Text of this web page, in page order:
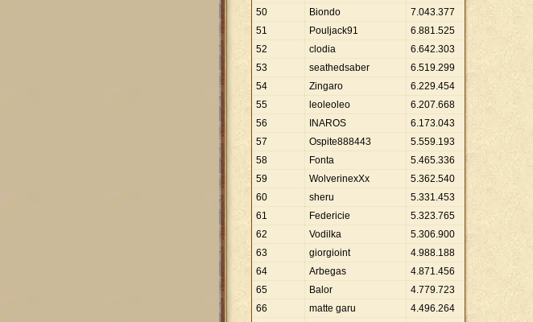
50
Biondo 7.043.377
51
Pouljack91 6.881.525
52
clodia 6.642.303
53
seathedsaber 6.519.299
54
Zingaro 6.229.454
55
leoleoleo 6.207.668
56
INAROS 6.173.043
57
Ospite888443 5.559.193
58
Fonta 5.465.336
59
WolverinexXx 5.362.540
60
sheru 5.331.453
61
Federicie 5.323.765
62
Vodilka 5.306.900
63
giorgioint 4.988.188
64
Arbegas 4.871.456
65
Balor 4.779.723
66
matte garu 4.496.264